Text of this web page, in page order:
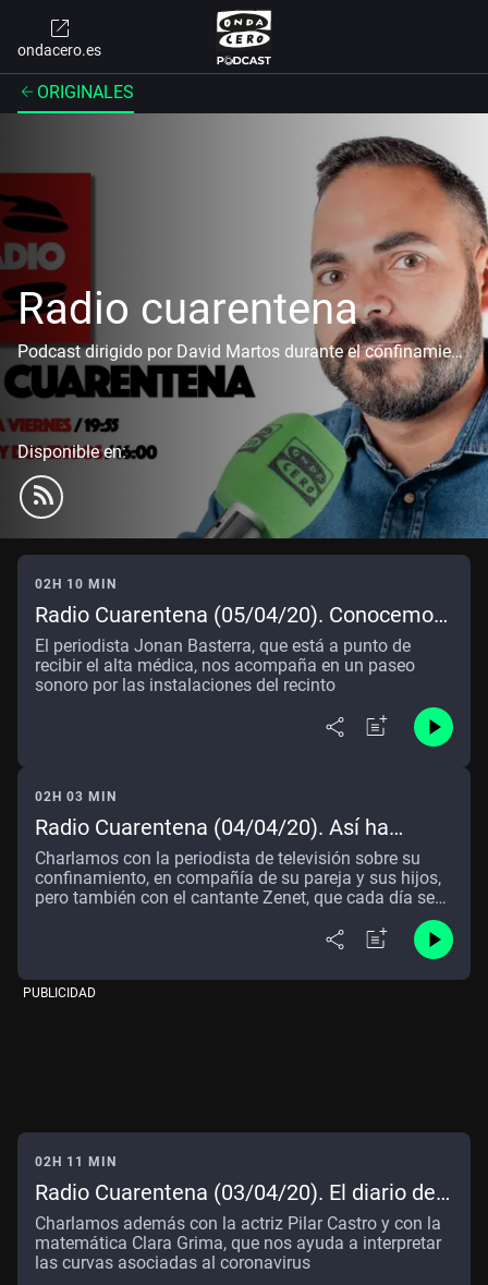
ondacero.es
ORIGINALES
Radio cuarentena
Podcast dirigido por David Martos durante el confinamiento por la crisis del coronavirus
Disponible en:
02H 10 MIN
Radio Cuarentena (05/04/20). Conocemos
por dentro el hospital de campaña de
IFEMA
El periodista Jonan Basterra, que está a punto de
recibir el alta médica, nos acompaña en un paseo
sonoro por las instalaciones del recinto
02H 03 MIN
Radio Cuarentena (04/04/20). Así ha
pasado Samanta Villar sus primeros 21
días de cuarentena
Charlamos con la periodista de televisión sobre su
confinamiento, en compañía de su pareja y sus hijos,
pero también con el cantante Zenet, que cada día se
PUBLICIDAD
02H 11 MIN
Radio Cuarentena (03/04/20). El diario de
la pandemia de Lorenzo Silva... y las
plantas de los cuadros del Museo del
Prado
Charlamos además con la actriz Pilar Castro y con la
matemática Clara Grima, que nos ayuda a interpretar
las curvas asociadas al coronavirus